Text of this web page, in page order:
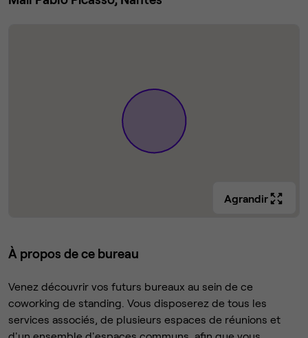
Agrandir
À propos de ce bureau
Venez découvrir vos futurs bureaux au sein de ce
coworking de standing. Vous disposerez de tous les
services associés, de plusieurs espaces de réunions et